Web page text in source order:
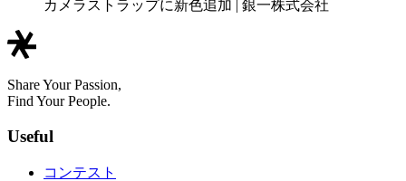
カメラストラップに新色追加 | 銀一株式会社
Share Your Passion,
Find Your People.
Useful
コンテスト